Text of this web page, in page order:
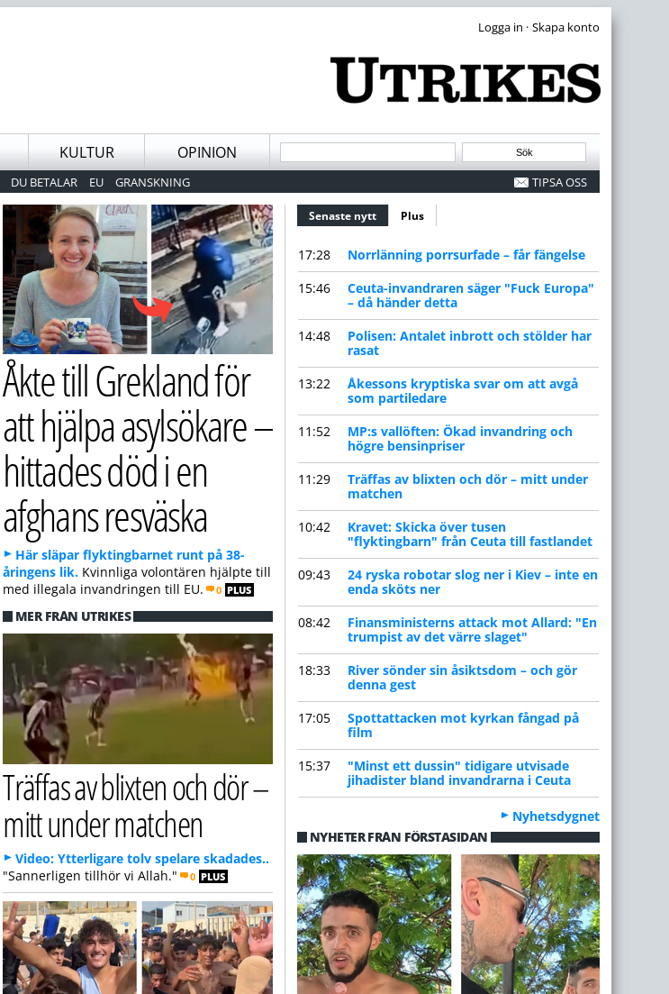
·
KULTUR OPINION
DU BETALAR EU GRANSKNING TIPSA OSS
Senaste nytt (aktiv flik)
Plus
17:28
Norrlänning porrsurfade – får fängelse
15:46
Ceuta-invandraren säger "Fuck Europa"
– då händer detta
14:48
Polisen: Antalet inbrott och stölder har
rasat
13:22
Åkessons kryptiska svar om att avgå
som partiledare
11:52
MP:s vallöften: Ökad invandring och
högre bensinpriser
11:29
Träffas av blixten och dör – mitt under
matchen
10:42
Kravet: Skicka över tusen
"flyktingbarn" från Ceuta till fastlandet
09:43
24 ryska robotar slog ner i Kiev – inte en
enda sköts ner
08:42
Finansministerns attack mot Allard: "En
trumpist av det värre slaget"
18:33
River sönder sin åsiktsdom – och gör
denna gest
17:05
Spottattacken mot kyrkan fångad på
film
15:37
"Minst ett dussin" tidigare utvisade
jihadister bland invandrarna i Ceuta
Nyhetsdygnet
NYHETER FRÅN FÖRSTASIDAN
Åkte till Grekland för
att hjälpa asylsökare –
hittades död i en
afghans resväska
Här släpar flyktingbarnet runt på 38-
åringens lik. Kvinnliga volontären hjälpte till
med illegala invandringen till EU.
0 PLUS
MER FRÅN UTRIKES
Träffas av blixten och dör –
mitt under matchen
Video: Ytterligare tolv spelare skadades..
"Sannerligen tillhör vi Allah."
0 PLUS